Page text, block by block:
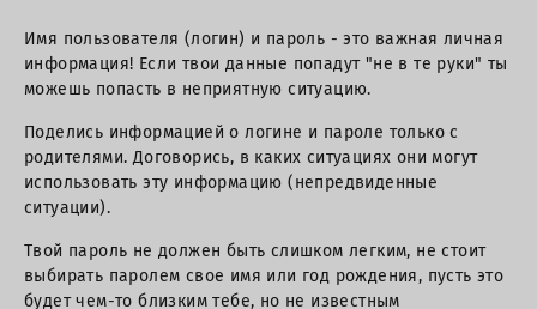
Имя пользователя (логин) и пароль - это важная личная
информация! Если твои данные попадут "не в те руки" ты
можешь попасть в неприятную ситуацию.
Поделись информацией о логине и пароле только с
родителями. Договорись, в каких ситуациях они могут
использовать эту информацию (непредвиденные
ситуации).
Твой пароль не должен быть слишком легким, не стоит
выбирать паролем свое имя или год рождения, пусть это
будет чем-то близким тебе, но не известным